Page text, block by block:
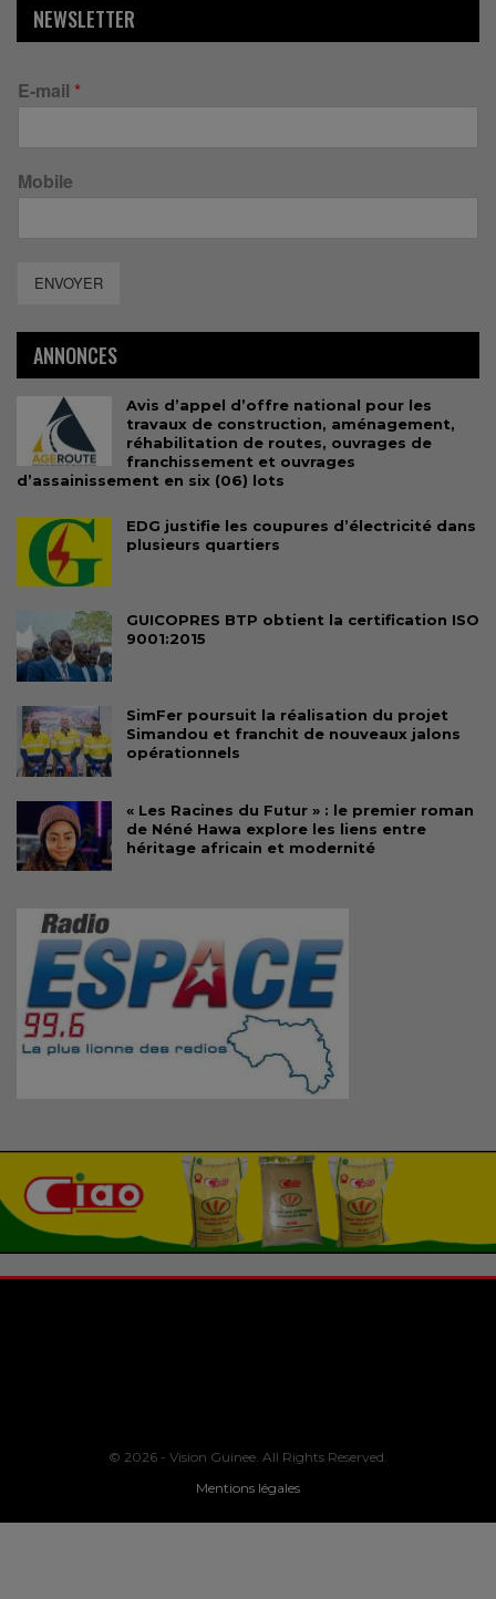
NEWSLETTER
E-mail *
Mobile
ENVOYER
ANNONCES
Avis d’appel d’offre national pour les
travaux de construction, aménagement,
réhabilitation de routes, ouvrages de
franchissement et ouvrages
d’assainissement en six (06) lots
EDG justifie les coupures d’électricité dans
plusieurs quartiers
GUICOPRES BTP obtient la certification ISO
9001:2015
SimFer poursuit la réalisation du projet
Simandou et franchit de nouveaux jalons
opérationnels
« Les Racines du Futur » : le premier roman
de Néné Hawa explore les liens entre
héritage africain et modernité
© 2026 - Vision Guinee. All Rights Reserved.
Mentions légales